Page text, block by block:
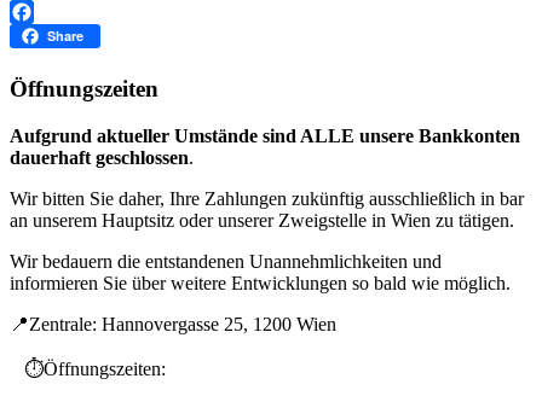
WhatsApp
Facebook
Share
Öffnungszeiten
Aufgrund aktueller Umstände sind ALLE unsere Bankkonten
dauerhaft geschlossen.
Wir bitten Sie daher, Ihre Zahlungen zukünftig ausschließlich in bar
an unserem Hauptsitz oder unserer Zweigstelle in Wien zu tätigen.
Wir bedauern die entstandenen Unannehmlichkeiten und
informieren Sie über weitere Entwicklungen so bald wie möglich.
📍Zentrale: Hannovergasse 25, 1200 Wien
⏱️Öffnungszeiten: